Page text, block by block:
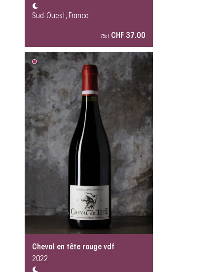
Sud-Ouest, France
75cl CHF 37.00
Cheval en tête rouge vdf
2022